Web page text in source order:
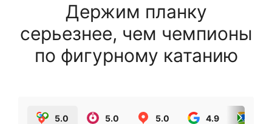
Держим планку
серьезнее, чем чемпионы
по фигурному катанию
5.0 5.0 5.0 4.9